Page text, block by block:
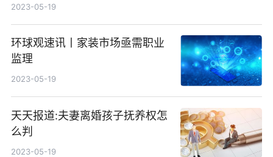
2023-05-19
环球观速讯丨家装市场亟需职业
监理
2023-05-19
天天报道:夫妻离婚孩子抚养权怎
么判
2023-05-19